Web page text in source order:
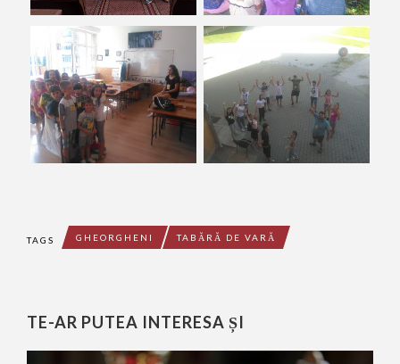
TAGS GHEORGHENI TABĂRĂ DE VARĂ
TE-AR PUTEA INTERESA ȘI